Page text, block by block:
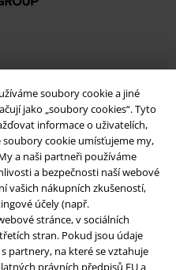
soubory cookie a jiné
jako „soubory cookies“. Tyto
informace o uživatelích,
soubory cookie umísťujeme my,
a naši partneři používáme
a bezpečnosti naší webové
vašich nákupních zkušeností,
účely (např.
stránce, v sociálních
stran. Pokud jsou údaje
partnery, na které se vztahuje